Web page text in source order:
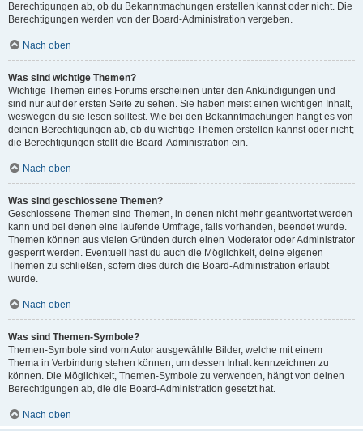
Berechtigungen ab, ob du Bekanntmachungen erstellen kannst oder nicht. Die
Berechtigungen werden von der Board-Administration vergeben.
Nach oben
Was sind wichtige Themen?
Wichtige Themen eines Forums erscheinen unter den Ankündigungen und
sind nur auf der ersten Seite zu sehen. Sie haben meist einen wichtigen Inhalt,
weswegen du sie lesen solltest. Wie bei den Bekanntmachungen hängt es von
deinen Berechtigungen ab, ob du wichtige Themen erstellen kannst oder nicht;
die Berechtigungen stellt die Board-Administration ein.
Nach oben
Was sind geschlossene Themen?
Geschlossene Themen sind Themen, in denen nicht mehr geantwortet werden
kann und bei denen eine laufende Umfrage, falls vorhanden, beendet wurde.
Themen können aus vielen Gründen durch einen Moderator oder Administrator
gesperrt werden. Eventuell hast du auch die Möglichkeit, deine eigenen
Themen zu schließen, sofern dies durch die Board-Administration erlaubt
wurde.
Nach oben
Was sind Themen-Symbole?
Themen-Symbole sind vom Autor ausgewählte Bilder, welche mit einem
Thema in Verbindung stehen können, um dessen Inhalt kennzeichnen zu
können. Die Möglichkeit, Themen-Symbole zu verwenden, hängt von deinen
Berechtigungen ab, die die Board-Administration gesetzt hat.
Nach oben